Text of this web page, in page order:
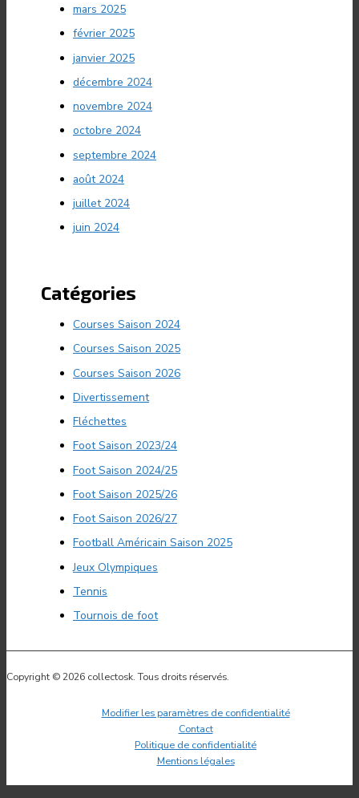
mars 2025
février 2025
janvier 2025
décembre 2024
novembre 2024
octobre 2024
septembre 2024
août 2024
juillet 2024
juin 2024
Catégories
Courses Saison 2024
Courses Saison 2025
Courses Saison 2026
Divertissement
Fléchettes
Foot Saison 2023/24
Foot Saison 2024/25
Foot Saison 2025/26
Foot Saison 2026/27
Football Américain Saison 2025
Jeux Olympiques
Tennis
Tournois de foot
Copyright © 2026 collectosk. Tous droits réservés.
Modifier les paramètres de confidentialité
Contact
Politique de confidentialité
Mentions légales